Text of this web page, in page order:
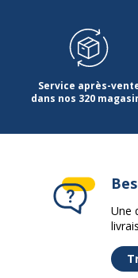
Service après-
dans nos 320
Une